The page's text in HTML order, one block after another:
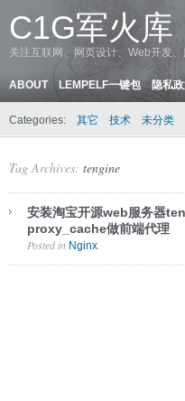
C1G军火库
关注互联网、网页设计、Web开发
ABOUT LEMPELF一键包 隐私
Categories: 其它 技术 未分类
Tag Archives: tengine
安装淘宝开源web服务器
proxy_cache做前端代理
Posted in Nginx